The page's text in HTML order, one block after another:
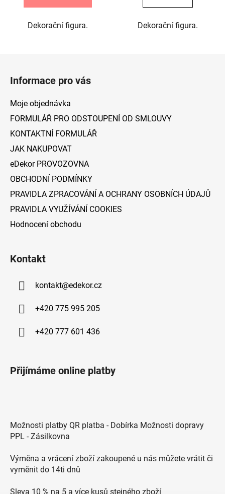
Dekorační figura. Dekorační figura.
Informace pro vás
Moje objednávka
FORMULÁŘ PRO ODSTOUPENÍ OD SMLOUVY
KONTAKTNÍ FORMULÁŘ
JAK NAKUPOVAT
eDekor PROVOZOVNA
OBCHODNÍ PODMÍNKY
PRAVIDLA ZPRACOVÁNÍ A OCHRANY OSOBNÍCH ÚDAJŮ
PRAVIDLA VYUŽÍVÁNÍ COOKIES
Hodnocení obchodu
Kontakt
kontakt@edekor.cz
+420 775 995 205
+420 777 601 436
Přijímáme online platby
Možnosti platby QR platba - Dobírka Možnosti dopravy
PPL - Zásilkovna
Výměna a vrácení zboží zakoupené u nás můžete vrátit či
vyměnit do 14ti dnů
Sleva 10 % na 5 a více kusů stejného zboží